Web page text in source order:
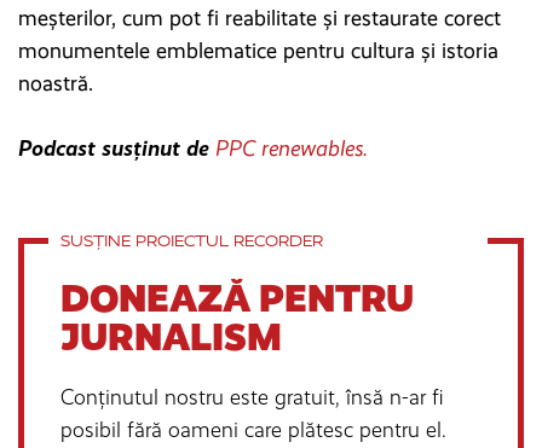
meșterilor, cum pot fi reabilitate și restaurate corect
monumentele emblematice pentru cultura și istoria
noastră.
Podcast susținut de PPC renewables.
SUSȚINE PROIECTUL RECORDER
DONEAZĂ PENTRU
JURNALISM
Conținutul nostru este gratuit, însă n-ar fi
posibil fără oameni care plătesc pentru el.